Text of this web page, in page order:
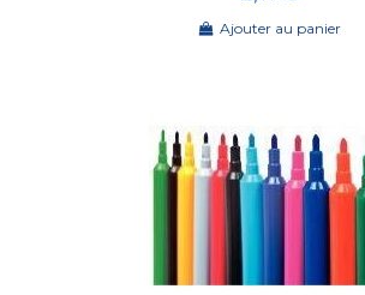
Ajouter au panier